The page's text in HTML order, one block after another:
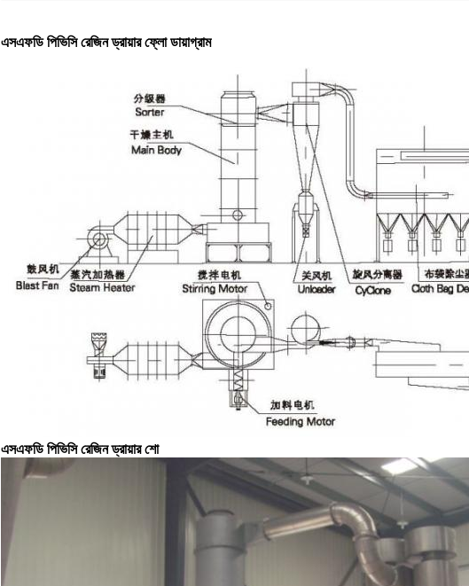
এসএফডি পিভিসি রেজিন ড্রায়ার ফ্লো ডায়াগ্রাম
এসএফডি পিভিসি রেজিন ড্রায়ার শো